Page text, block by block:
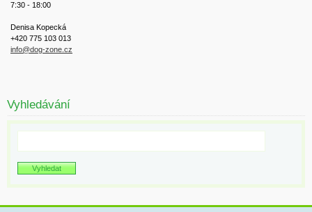
7:30 - 18:00
Denisa Kopecká
+420 775 103 013
info@dog-zone.cz
Vyhledávání